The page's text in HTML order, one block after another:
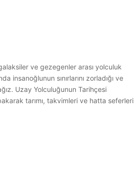
ve gezegenler arası yolculuk
sınırlarını zorladığı ve
Uzay Yolculuğunun Tarihçesi
tarımı, takvimleri ve hatta seferleri